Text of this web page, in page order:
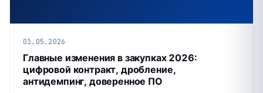
03.05.2026
Главные изменения в закупках 2026:
цифровой контракт, дробление,
антидемпинг, доверенное ПО